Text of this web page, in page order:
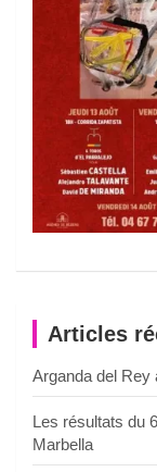
Articles
Arganda del Rey
Les résultats du
Marbella